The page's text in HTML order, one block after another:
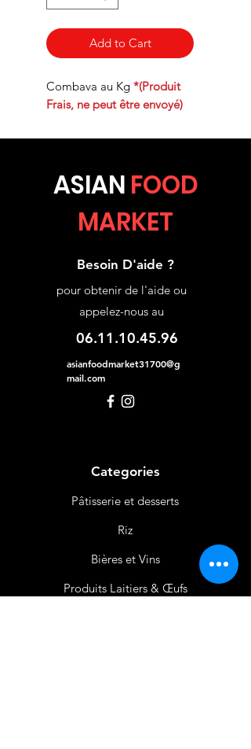
Add to Cart
Combava au Kg *(Produit
Frais, ne peut être envoyé)
ASIAN FOOD
MARKET
Besoin D'aide ?
pour obtenir de l'aide ou
appelez-nous au
06.11.10.45.96
asianfoodmarket31700@g
mail.com
Categories
Pâtisserie et desserts
Riz
Bièreset Vins
Produits Laitiers & Œufs